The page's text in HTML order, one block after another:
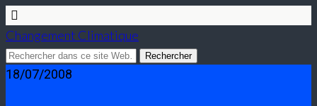
Changement Climatique
18/07/2008